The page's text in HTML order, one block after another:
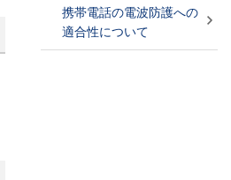
携帯電話の電波防護への
適合性について